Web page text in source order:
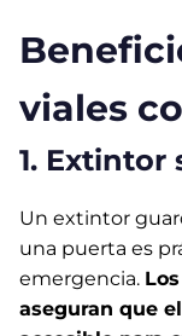
viales
1. Extintor
Un extintor
una puerta es
emergencia.
aseguran que